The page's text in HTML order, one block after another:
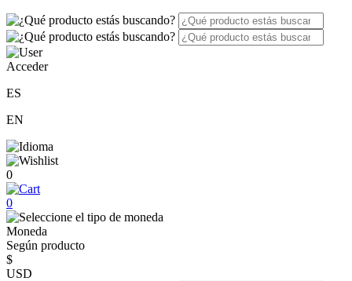
Acceder
ES
EN
0
0
Moneda
Según producto
$
USD